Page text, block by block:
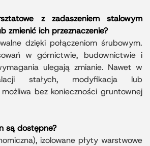
z zadaszeniem stalowym
zmienić ich przeznaczenie?
dzięki połączeniom śrubowym.
w górnictwie, budownictwie i
ulegają zmianie. Nawet w
stałych, modyfikacja lub
bez konieczności gruntownej
są dostępne?
izolowane płyty warstwowe